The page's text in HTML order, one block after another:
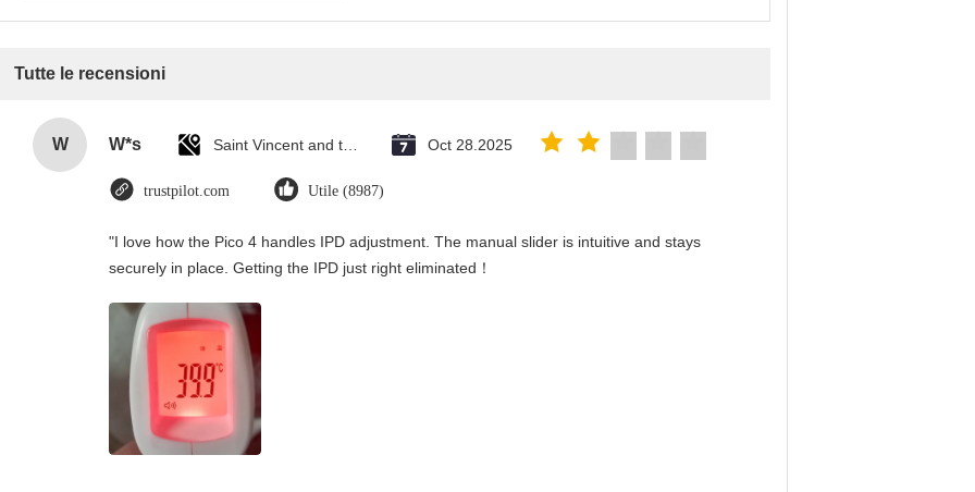
Tutte le recensioni
W W*s Oct 28.2025
trustpilot.com Utile (8987)
"I love how the Pico 4 handles IPD adjustment. The manual slider is intuitive and stays
securely in place. Getting the IPD just right eliminated！